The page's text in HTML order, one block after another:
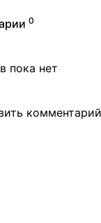
0
пока нет
комментарий